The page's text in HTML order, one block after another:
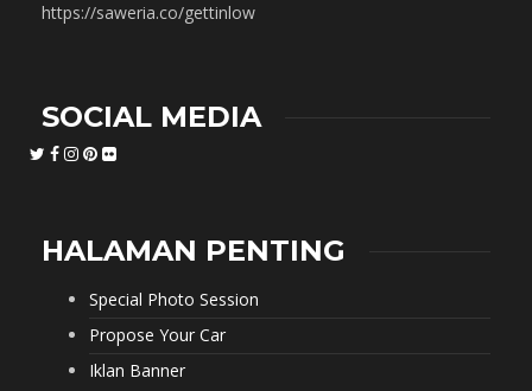
https://saweria.co/gettinlow
SOCIAL MEDIA
HALAMAN PENTING
Special Photo Session
Propose Your Car
Iklan Banner